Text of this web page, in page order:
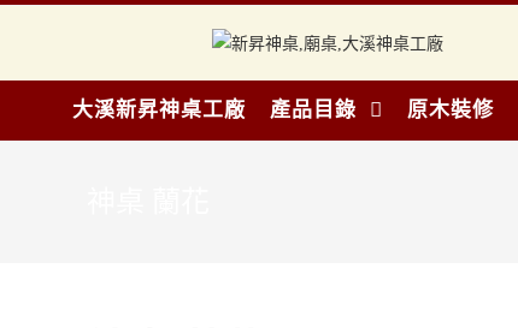
大溪新昇神桌工廠 產品目錄 原木裝修